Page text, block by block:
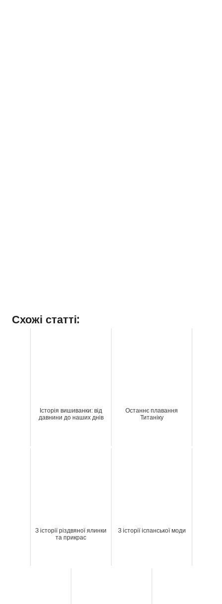
Схожі статті:
Історія вишиванки: від
давнини до наших днів
Останнє плавання
Титаніку
З історії різдвяної ялинки
та прикрас
З історії іспанської моди